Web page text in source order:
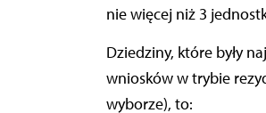
nie więcej niż 3
Dziedziny, które były
wniosków w trybie
wyborze), to: